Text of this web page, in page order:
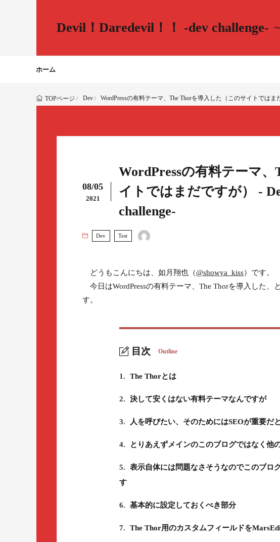
Devil！Daredevil！！ -dev challenge-
ホーム
TOPページ Dev WordPressの有料テーマ、The Thorを導入した（このサイトではま
08/05
2021
WordPressの有料テーマ
イトではまだですが） -
challenge-
Dev Test
どうもこんにちは、如月翔也（@showya_kiss）です。
今日はWordPressの有料テーマ、The Thorを導入した、
す。
目次 Outline
1. The Thorとは
2. 決して安くはない有料テーマなんですが
3. 人を呼びたい、そのためにはSEOが重要だ
4. とりあえずメインのこのブログではなく他
5.
表示自体には問題なさそうなのでこのブロ
す
6. 基本的に設定しておくべき部分
7. The Thor用のカスタムフィールドを